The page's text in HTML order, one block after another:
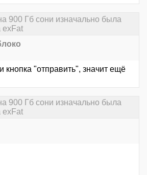
900 Гб сони изначально была
exFat
кнопка "отправить", значит ещё
900 Гб сони изначально была
exFat